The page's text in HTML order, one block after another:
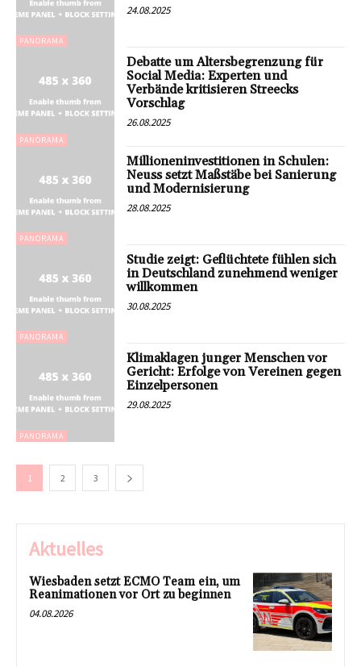
PANORAMA
24.08.2025
PANORAMA
Debatte um Altersbegrenzung für
Social Media: Experten und
Verbände kritisieren Streecks
Vorschlag
26.08.2025
PANORAMA
Millioneninvestitionen in Schulen:
Neuss setzt Maßstäbe bei Sanierung
und Modernisierung
28.08.2025
PANORAMA
Studie zeigt: Geflüchtete fühlen sich
in Deutschland zunehmend weniger
willkommen
30.08.2025
PANORAMA
Klimaklagen junger Menschen vor
Gericht: Erfolge von Vereinen gegen
Einzelpersonen
29.08.2025
1 2 3
Aktuelles
Wiesbaden setzt ECMO Team ein, um
Reanimationen vor Ort zu beginnen
04.08.2026